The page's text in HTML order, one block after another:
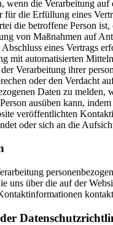
wenn die Verarbeitung
für die Erfüllung eines
die betroffene Person ist,
von Maßnahmen auf
eines Vertrags
mit automatisierten
Verarbeitung ihrer
oder den Verdacht
Daten zu melden,
ausüben kann,
veröffentlichten
oder sich an die
uns über die auf der